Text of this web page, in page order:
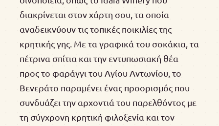
διακρίνεται στον χάρτη σου, τα οποία
αναδεικνύουν τις τοπικές ποικιλίες της
κρητικής γης. Με τα γραφικά του σοκάκια, τα
πέτρινα σπίτια και την εντυπωσιακή θέα
προς το φαράγγι του Αγίου Αντωνίου, το
Βενεράτο παραμένει ένας προορισμός που
συνδυάζει την αρχοντιά του παρελθόντος με
τη σύγχρονη κρητική φιλοξενία και τον